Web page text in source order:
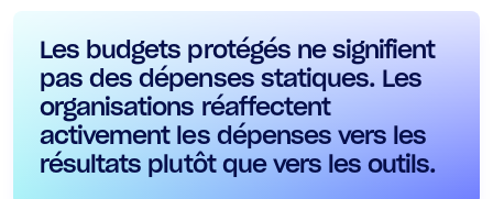
Les budgets protégés ne signifient
pas des dépenses statiques. Les
organisations réaffectent
activement les dépenses vers les
résultats plutôt que vers les outils.